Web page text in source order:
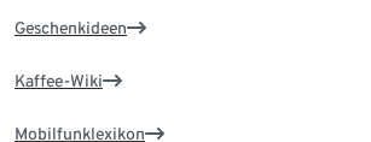
Geschenkideen
Kaffee-Wiki
Mobilfunklexikon